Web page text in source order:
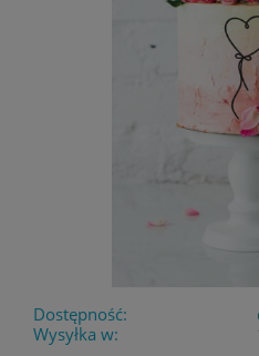
Dostępność:
Wysyłka w: